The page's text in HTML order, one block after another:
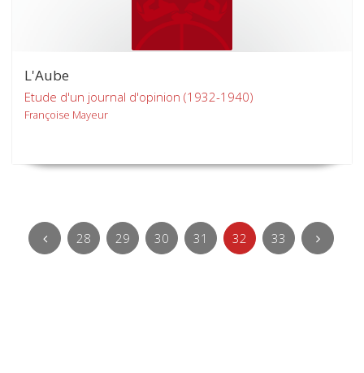
L'Aube
Etude d'un journal d'opinion (1932-1940)
Françoise Mayeur
28 29 30 31 32 33